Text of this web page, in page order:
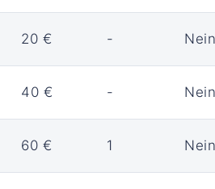
20 € - Nein
40 € - Nein
60 € 1 Nein